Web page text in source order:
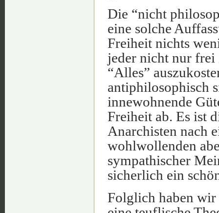
Die “nicht
eine solche
Freiheit nichts
jeder nicht nur frei
“Alles”
antiphilosophisch
innewohnende
Freiheit ab. Es ist
Anarchisten nach
wohlwollenden
sympathischer
sicherlich ein
Folglich haben wir